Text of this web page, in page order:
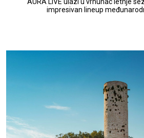
impresivan lineup